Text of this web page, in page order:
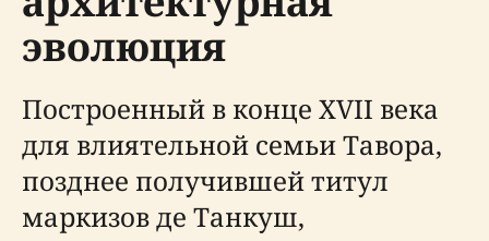
эволюция
Построенный в конце XVII века
для влиятельной семьи Тавора,
позднее получившей титул
маркизов де Танкуш,